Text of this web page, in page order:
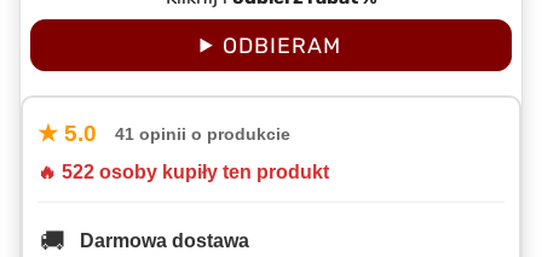
ODBIERAM
★ 5.0 41 opinii o produkcie
🔥 522 osoby kupiły ten produkt
🚚 Darmowa dostawa